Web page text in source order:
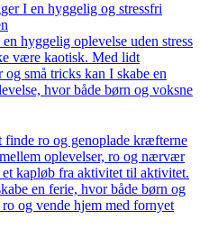
I en hyggelig og stressfri
hyggelig oplevelse uden stress
være kaotisk. Med lidt
små tricks kan I skabe en
hvor både børn og voksne
ro og genoplade kræfterne
oplevelser, ro og nærvær
kapløb fra aktivitet til aktivitet.
en ferie, hvor både børn og
og vende hjem med fornyet